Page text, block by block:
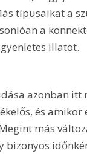
típusaikat a
a
illatot.
azonban itt
és
más
bizonyos